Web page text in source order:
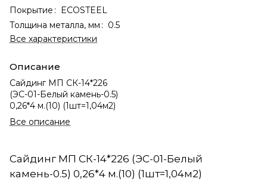
Покрытие : ECOSTEEL
Толщина металла, мм : 0.5
Все характеристики
Описание
Сайдинг МП СК-14*226
(ЭС-01-Белый камень-0.5)
0,26*4 м.(10) (1шт=1,04м2)
Все описание
Сайдинг МП СК-14*226 (ЭС-01-Белый
камень-0.5) 0,26*4 м.(10) (1шт=1,04м2)